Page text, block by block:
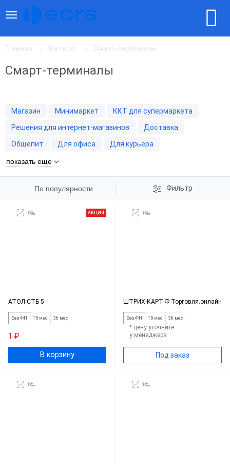
Главная Каталог Смарт-терминалы
Смарт-терминалы
Магазин Минимаркет
ККТ для супермаркета
Решения для интернет-магазинов
Доставка
Общепит
Для офиса Для курьера
показать еще
По популярности Фильтр
По цене, по возрастанию
АКЦИЯ
АТОЛ СТБ 5
Без ФН 15 мес 36 мес
1 ₽
В корзину
ШТРИХ-КАРТ-Ф Торговля.онлайн
Без ФН 15 мес 36 мес
* цену уточните
у менеджера
Под заказ